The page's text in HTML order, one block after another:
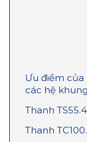
Ưu điểm của
các hệ
Thanh
Thanh